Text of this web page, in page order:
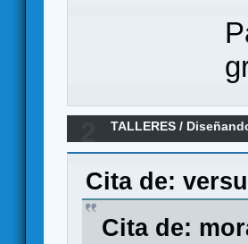
TALLERES /
Cita de:
Cita de: